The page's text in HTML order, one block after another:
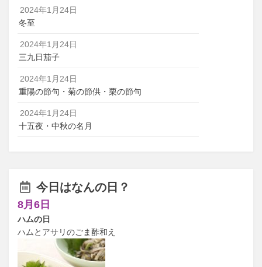
2024年1月24日
冬至
2024年1月24日
三九日茄子
2024年1月24日
重陽の節句・菊の節供・栗の節句
2024年1月24日
十五夜・中秋の名月
今日はなんの日？
8月6日
ハムの日
ハムとアサリのごま酢和え